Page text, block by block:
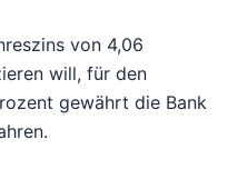
von 4,06
will, für den
gewährt die Bank